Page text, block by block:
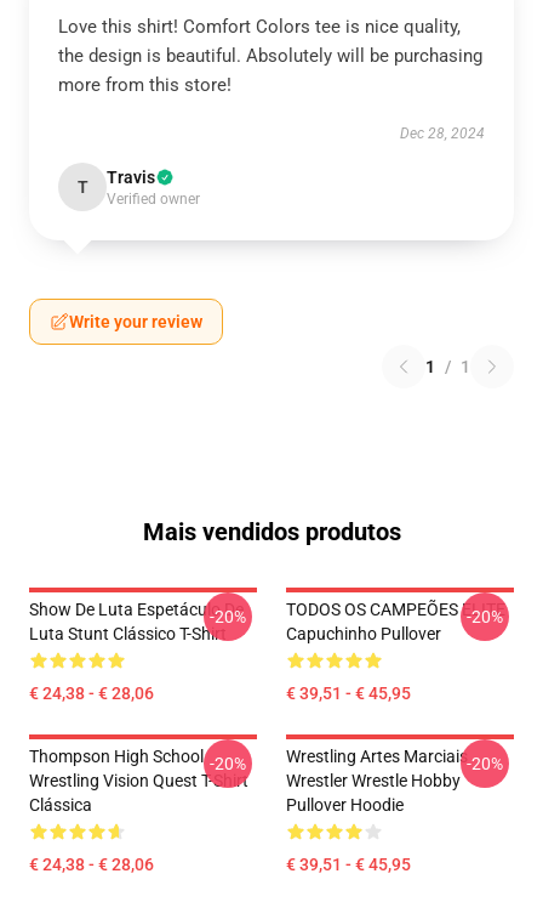
Love this shirt! Comfort Colors tee is nice quality,
the design is beautiful. Absolutely will be purchasing
more from this store!
Dec 28, 2024
T Travis
Verified owner
Write your review
1 / 1
Mais vendidos produtos
Show De Luta Espetáculo De
Luta Stunt Clássico T-Shirt
€ 24,38 - € 28,06
-20%
TODOS OS CAMPEÕES ELITE
Capuchinho Pullover
€ 39,51 - € 45,95
-20%
Thompson High School
Wrestling Vision Quest T-Shirt
Clássica
€ 24,38 - € 28,06
-20%
Wrestling Artes Marciais
Wrestler Wrestle Hobby
Pullover Hoodie
€ 39,51 - € 45,95
-20%